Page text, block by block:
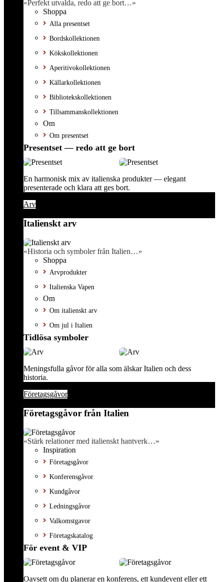
«Perfekt utvalda, redo att ge bort…»
Shoppa
Alla presentset
Bordskollektionen
Kökskollektionen
Aperitivokollektionen
Källarkollektionen
Bibliotekskollektionen
Tillsammanskollektionen
Om
Om presentset
Presentset — redo att ge bort
En harmonisk mix av italienska produkter — elegant
presenterade och klara att ges bort.
Arv
Italienskt arv
«Historia och symboler från Italien…»
Shoppa
Arvprodukter
Italienska Vapen
Om
Om italienskt arv
Om jul i Italien
Tidlösa symboler
Meningsfulla gåvor för alla som älskar Italien och dess
historia.
Företagsgåvor
Företagsgåvor från Italien
«Stärk relationer med italienskt hantverk…»
Inspiration
Företagsgåvor
Konferensgåvor
Kundgåvor
Ledningsgåvor
Valkomstgavor
Företagskatalog
För event & VIP
Oavsett om du planerar en konferens, ett kundevent eller ett